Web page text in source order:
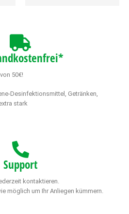
50€!
Desinfektionsmittel, Getränken,
stark
Support
kontaktieren.
möglich um Ihr Anliegen kümmern.